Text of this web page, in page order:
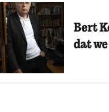
Bert
dat